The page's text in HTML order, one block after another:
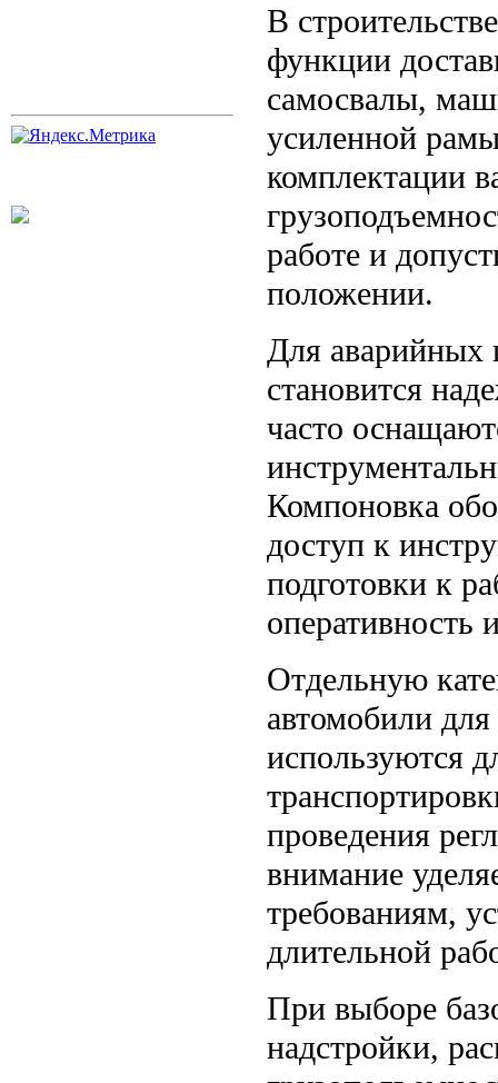
В
функции
самосвалы,
усиленной
комплектации
работе и
положении.
Для аварийных
становится
часто
Компоновка
доступ к
подготовки к
оперативность
Отдельную
автомобили
используются
проведения
внимание
требованиям,
длительной
При выборе
надстройки,